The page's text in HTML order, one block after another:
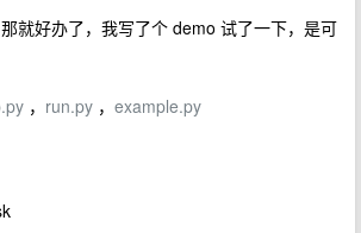
就好办了，我写了个 demo 试了一下，是可
， run.py ， example.py